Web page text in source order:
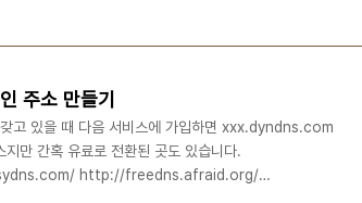
주소 만들기
고 있을 때 다음 서비스에 가입하면 xxx.dyndns.com
만 간혹 유료로 전환된 곳도 있습니다.
http://freedns.afraid.org/